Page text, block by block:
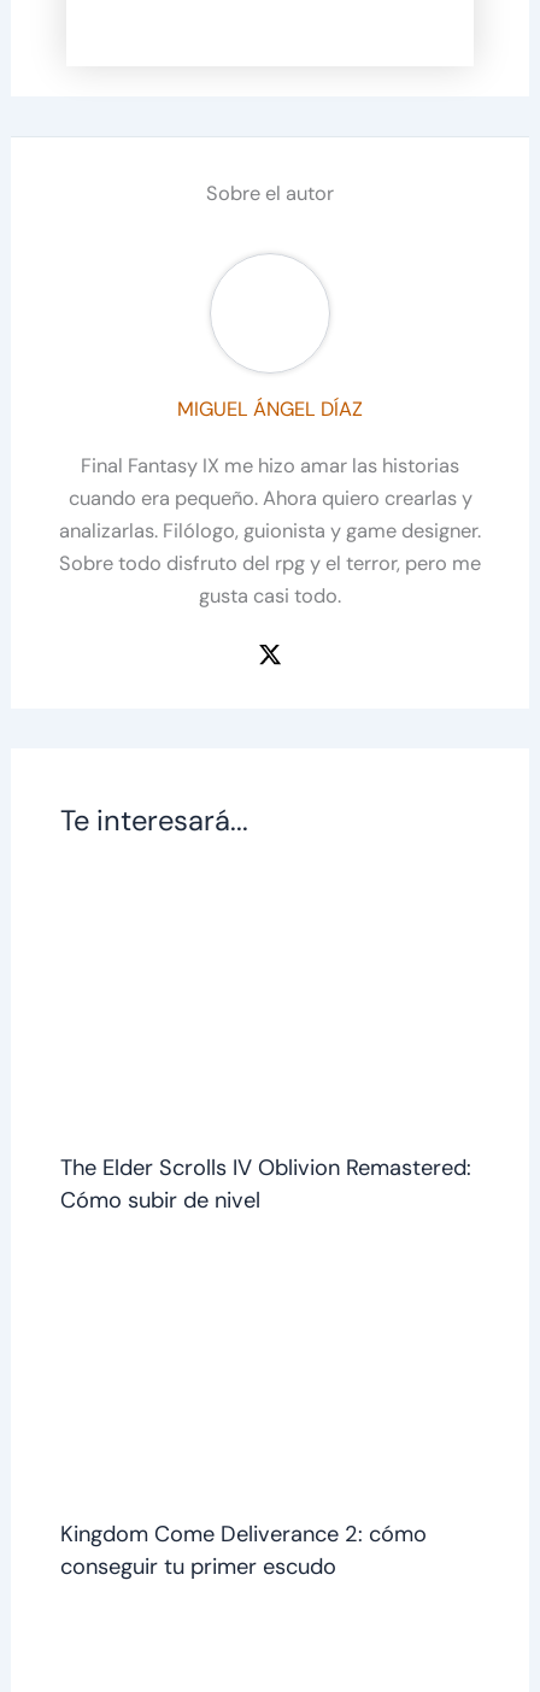
Sobre el autor
MIGUEL ÁNGEL DÍAZ
Final Fantasy IX me hizo amar las historias
cuando era pequeño. Ahora quiero crearlas y
analizarlas. Filólogo, guionista y game designer.
Sobre todo disfruto del rpg y el terror, pero me
gusta casi todo.
Te interesará...
The Elder Scrolls IV Oblivion Remastered:
Cómo subir de nivel
Kingdom Come Deliverance 2: cómo
conseguir tu primer escudo